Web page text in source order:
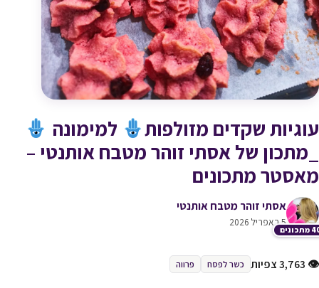
עוגיות שקדים מזולפות
למימונה
_מתכון של אסתי זוהר מטבח אותנטי –
מאסטר מתכונים
אסתי זוהר מטבח אותנטי
5 באפריל 2026
👁 3,763 צפיות כשר לפסח פרווה